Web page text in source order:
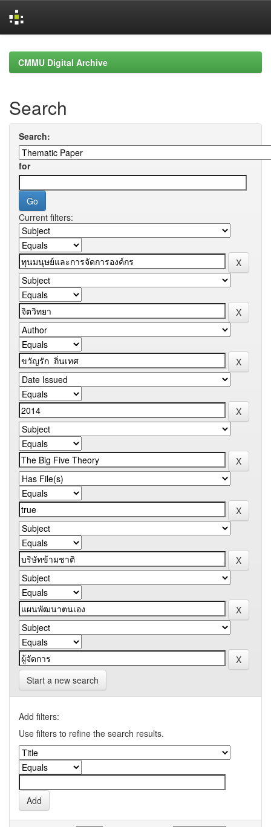
navigationCMMU Digital Archive
Search
Search:
for
Current filters:
Start a new search
Add filters:
Use filters to refine the search results.